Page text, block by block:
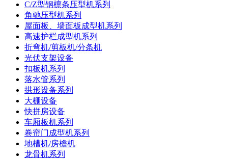
C/Z型钢檩条压型机系列
角驰压型机系列
屋面板、墙面板成型机系列
高速护栏成型机系列
折弯机/剪板机/分条机
光伏支架设备
扣板机系列
落水管系列
拱形设备系列
大棚设备
快拼房设备
车厢板机系列
卷帘门成型机系列
地槽机/房檐机
龙骨机系列